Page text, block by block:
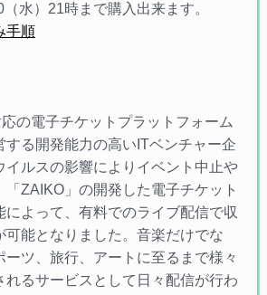
水）21時まで購入出来ます。
手順
の電子チケットプラットフォーム
する開発能力の高いITベンチャー企
イルスの影響によりイベント中止や
「ZAIKO」の開発した電子チケット
によって、有料でのライブ配信で収
可能となりました。音楽だけでな
ーツ、旅行、アートに至るまで様々
れるサービスとして日々配信が行わ